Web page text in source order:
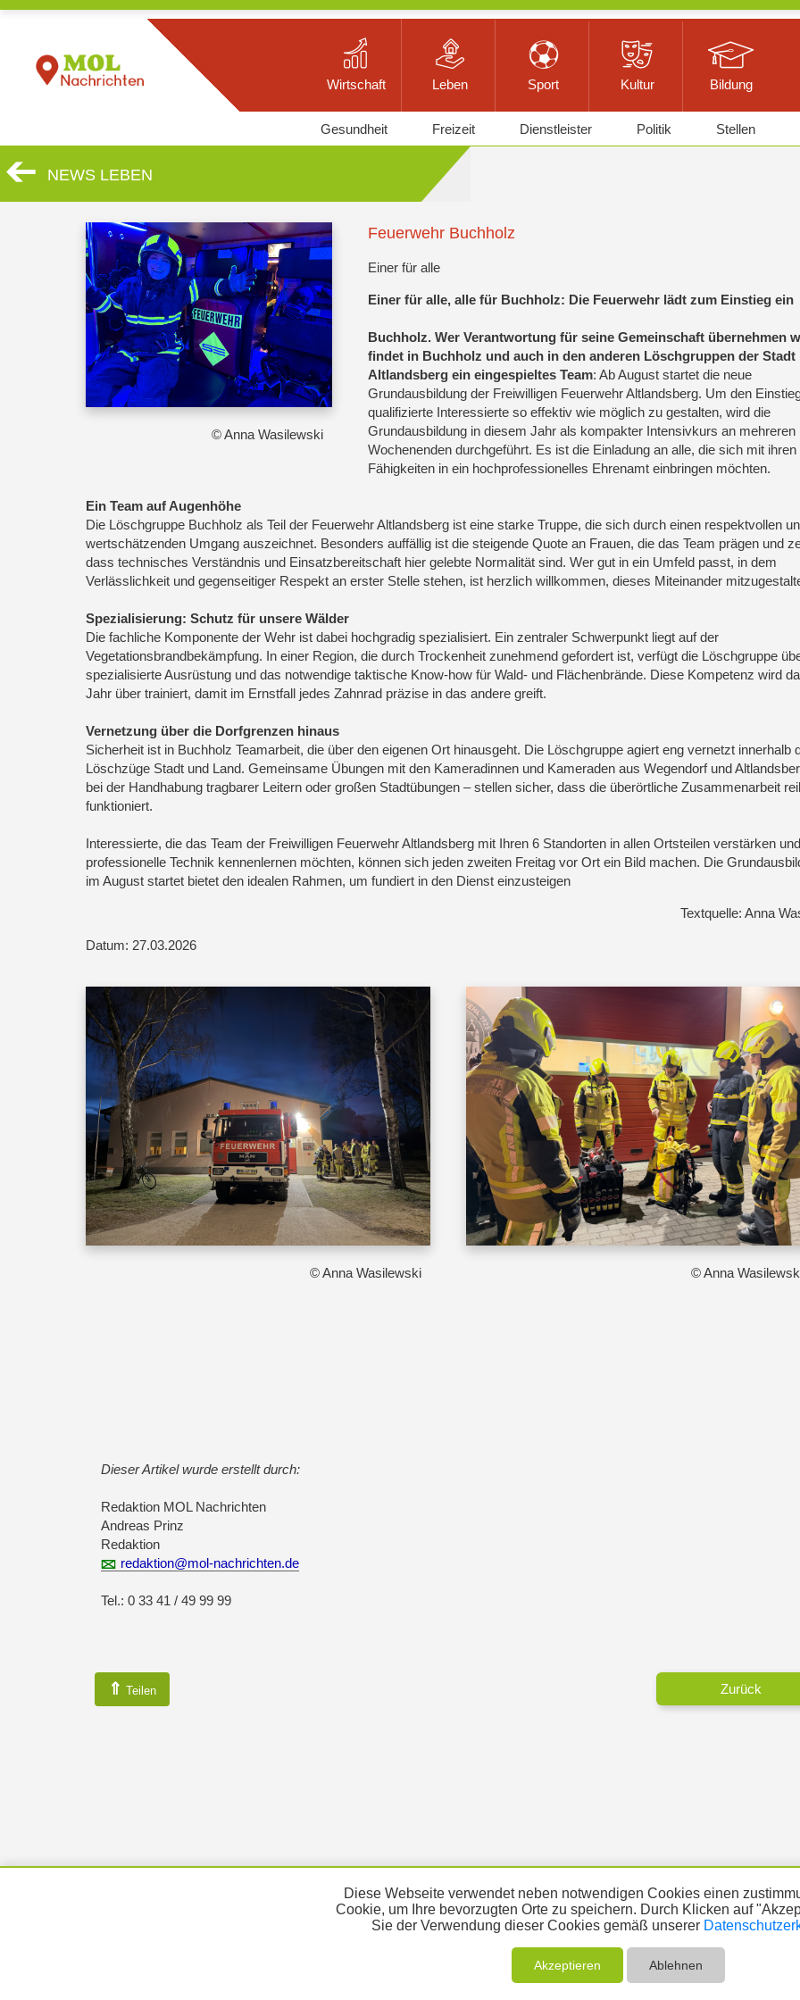
Wirtschaft Leben Sport Kultur Bildung
Gesundheit Freizeit Dienstleister Politik Stellen
NEWS LEBEN
© Anna Wasilewski
Feuerwehr Buchholz
Einer für alle
Einer für alle, alle für Buchholz: Die Feuerwehr lädt zum Einstieg ein
Buchholz. Wer Verantwortung für seine Gemeinschaft übernehmen
findet in Buchholz und auch in den anderen Löschgruppen der Stadt
Altlandsberg ein eingespieltes Team: Ab August startet die neue
Grundausbildung der Freiwilligen Feuerwehr Altlandsberg. Um den
qualifizierte Interessierte so effektiv wie möglich zu gestalten, wird die
Grundausbildung in diesem Jahr als kompakter Intensivkurs an mehreren
Wochenenden durchgeführt. Es ist die Einladung an alle, die sich mit ihren
Fähigkeiten in ein hochprofessionelles Ehrenamt einbringen möchten.
Ein Team auf Augenhöhe
Die Löschgruppe Buchholz als Teil der Feuerwehr Altlandsberg ist eine starke Truppe, die sich durch einen respektvollen
wertschätzenden Umgang auszeichnet. Besonders auffällig ist die steigende Quote an Frauen, die das Team prägen und
dass technisches Verständnis und Einsatzbereitschaft hier gelebte Normalität sind. Wer gut in ein Umfeld passt, in dem
Verlässlichkeit und gegenseitiger Respekt an erster Stelle stehen, ist herzlich willkommen, dieses Miteinander
Spezialisierung: Schutz für unsere Wälder
Die fachliche Komponente der Wehr ist dabei hochgradig spezialisiert. Ein zentraler Schwerpunkt liegt auf der
Vegetationsbrandbekämpfung. In einer Region, die durch Trockenheit zunehmend gefordert ist, verfügt die Löschgruppe
spezialisierte Ausrüstung und das notwendige taktische Know-how für Wald- und Flächenbrände. Diese Kompetenz wird
Jahr über trainiert, damit im Ernstfall jedes Zahnrad präzise in das andere greift.
Vernetzung über die Dorfgrenzen hinaus
Sicherheit ist in Buchholz Teamarbeit, die über den eigenen Ort hinausgeht. Die Löschgruppe agiert eng vernetzt innerhalb
Löschzüge Stadt und Land. Gemeinsame Übungen mit den Kameradinnen und Kameraden aus Wegendorf und
bei der Handhabung tragbarer Leitern oder großen Stadtübungen – stellen sicher, dass die überörtliche Zusammenarbeit
funktioniert.
Interessierte, die das Team der Freiwilligen Feuerwehr Altlandsberg mit Ihren 6 Standorten in allen Ortsteilen verstärken
professionelle Technik kennenlernen möchten, können sich jeden zweiten Freitag vor Ort ein Bild machen. Die
im August startet bietet den idealen Rahmen, um fundiert in den Dienst einzusteigen
Textquelle: Anna
Datum: 27.03.2026
© Anna Wasilewski © Anna
Dieser Artikel wurde erstellt durch:
Redaktion MOL Nachrichten
Andreas Prinz
Redaktion
redaktion@mol-nachrichten.de
Tel.: 0 33 41 / 49 99 99
⇑ Teilen Zurück
Diese Webseite verwendet neben notwendigen Cookies einen
Cookie, um Ihre bevorzugten Orte zu speichern. Durch Klicken auf
Sie der Verwendung dieser Cookies gemäß unserer
Akzeptieren Ablehnen